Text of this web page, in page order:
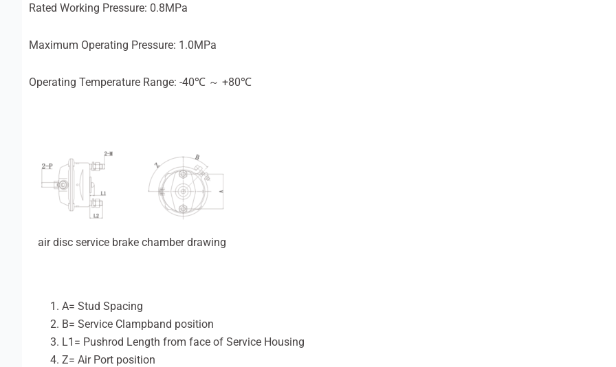
Rated Working Pressure: 0.8MPa
Maximum Operating Pressure: 1.0MPa
Operating Temperature Range: -40℃ ～ +80℃
air disc service brake chamber drawing
A= Stud Spacing
B= Service Clampband position
L1= Pushrod Length from face of Service Housing
Z= Air Port position